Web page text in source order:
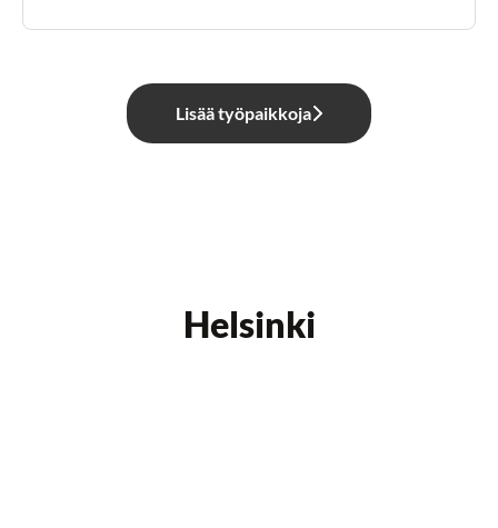
Lisää työpaikkoja
Helsinki